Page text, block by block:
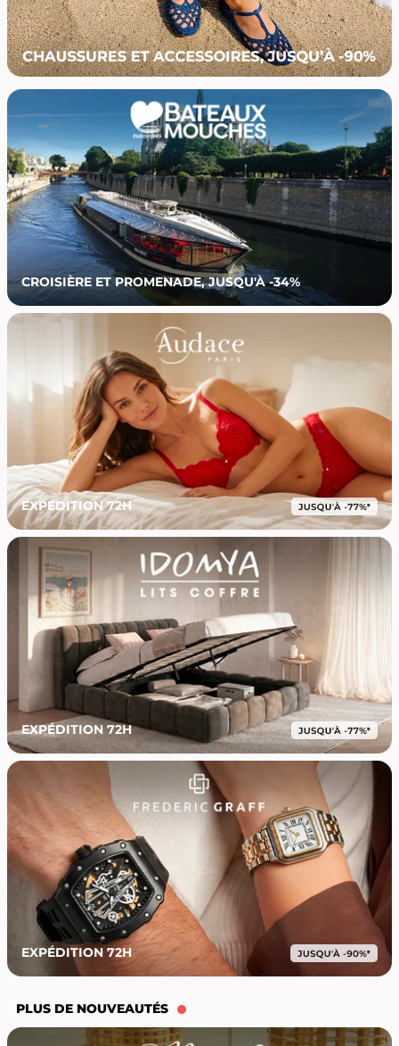
CROISIÈRE ET PROMENADE, JUSQU'À -34%
EXPEDITION 72H
EXPÉDITION 72H
EXPÉDITION 72H
PLUS DE NOUVEAUTÉS